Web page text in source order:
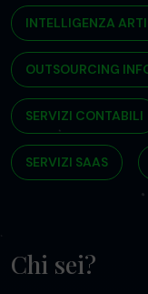
INTELLIGENZA
OUTSOURCING
SERVIZI CONTABILI
SERVIZI SAAS
Chi sei?